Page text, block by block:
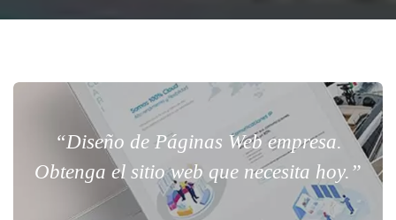
“Diseño de Páginas Web empresa.
Obtenga el sitio web que necesita hoy.”